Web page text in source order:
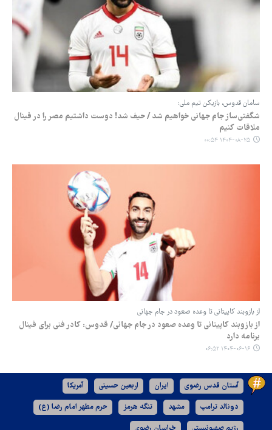
سامان قدوس، بازیکن تیم ملی:
شگفتی‌ساز جام جهانی خواهیم شد / حیف شد! دوست داشتیم مصر را در فینال
ملاقات کنیم
۱۴۰۴-۰۸-۲۵ ۰۰:۵۴
از بازوبند کاپیتانی تا وعده صعود در جام جهانی
از بازوبند کاپیتانی تا وعده صعود در جام جهانی/ قدوس: کادر فنی برای فینال
برنامه دارد
۱۴۰۴-۰۶-۱۶ ۰۶:۵۲
آستان قدس رضوی ایران اربعین حسینی آمریکا
دونالد ترامپ مشهد تنگه هرمز حرم مطهر امام رضا (ع)